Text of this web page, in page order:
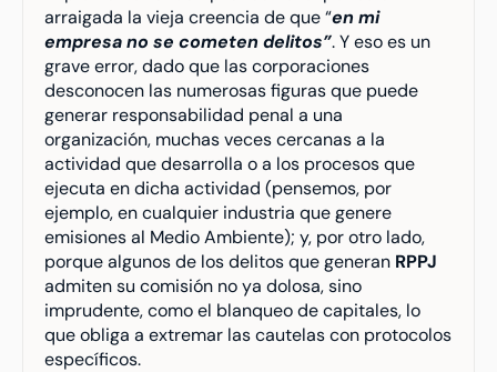
arraigada la vieja creencia de que “en mi
empresa no se cometen delitos”. Y eso es un
grave error, dado que las corporaciones
desconocen las numerosas figuras que puede
generar responsabilidad penal a una
organización, muchas veces cercanas a la
actividad que desarrolla o a los procesos que
ejecuta en dicha actividad (pensemos, por
ejemplo, en cualquier industria que genere
emisiones al Medio Ambiente); y, por otro lado,
porque algunos de los delitos que generan RPPJ
admiten su comisión no ya dolosa, sino
imprudente, como el blanqueo de capitales, lo
que obliga a extremar las cautelas con protocolos
específicos.